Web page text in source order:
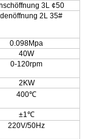
3L ¢50
2L 35#
0.098Mpa
40W
0-120rpm
2KW
400℃
±1℃
220V/50Hz